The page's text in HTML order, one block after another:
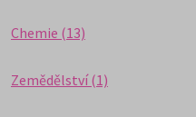
Chemie (13)
Zemědělství (1)